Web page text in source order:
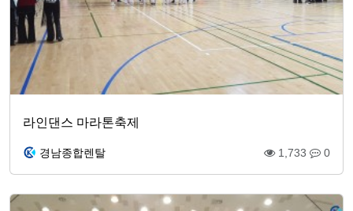
라인댄스 마라톤축제
경남종합렌탈 1,733 0